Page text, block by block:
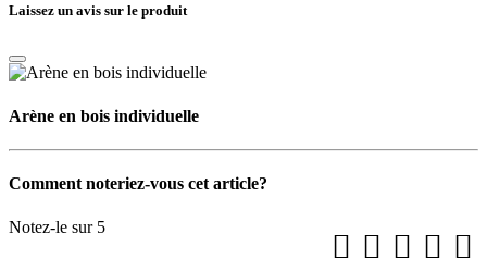
Laissez un avis sur le produit
Arène en bois individuelle
Comment noteriez-vous cet article?
Notez-le sur 5